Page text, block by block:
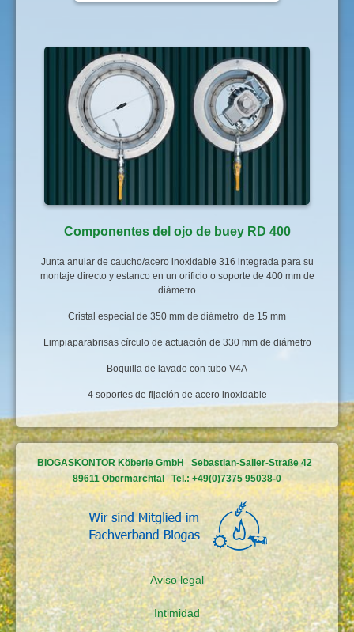
Componentes del ojo de buey RD 400
Junta anular de caucho/acero inoxidable 316 integrada para su
montaje directo y estanco en un orificio o soporte de 400 mm de
diámetro
Cristal especial de 350 mm de diámetro de 15 mm
Limpiaparabrisas círculo de actuación de 330 mm de diámetro
Boquilla de lavado con tubo V4A
4 soportes de fijación de acero inoxidable
BIOGASKONTOR Köberle GmbH Sebastian-Sailer-Straße 42
89611 Obermarchtal Tel.: +49(0)7375 95038-0
Aviso legal
Intimidad